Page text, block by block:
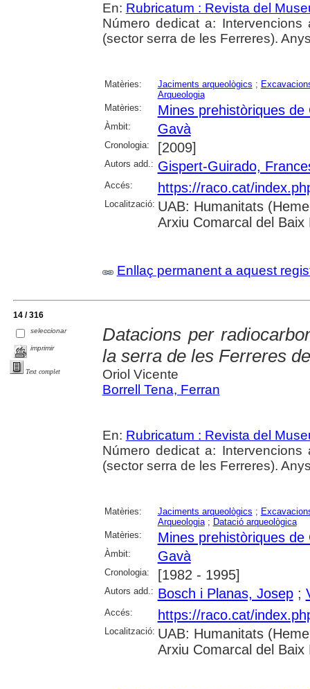
En: Rubricatum : Revista del
Número dedicat a:
(sector serra de les Ferreres).
Matèries: Jaciments arqueològics ;
Arqueologia
Matèries:
Mines prehistòriques de
Àmbit: Gavà
Cronologia: [2009]
Autors add.: Gispert-Guirado,
Accés: https://raco.cat/
Localització: UAB: Humanitats
Arxiu Comarcal del
Enllaç permanent a aquest
14 / 316
seleccionar
imprimir
Text complet
Datacions per
la serra de les Ferreres
Oriol Vicente
Borrell Tena, Ferran
En: Rubricatum : Revista del
Número dedicat a:
(sector serra de les Ferreres).
Matèries: Jaciments arqueològics ;
Arqueologia; Datació arqueològica
Matèries:
Mines prehistòriques de
Àmbit: Gavà
Cronologia: [1982 - 1995]
Autors add.: Bosch i Planas, Josep;
Accés: https://raco.cat/
Localització: UAB: Humanitats
Arxiu Comarcal del